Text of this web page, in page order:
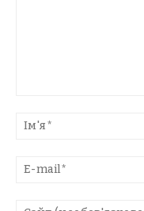
текст